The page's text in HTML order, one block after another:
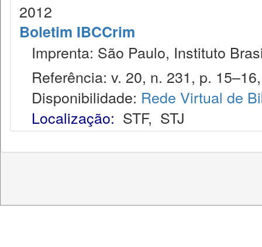
2012
Boletim IBCCrim
Imprenta: São Paulo, Instituto
Referência: v. 20, n. 231, p.
Disponibilidade: Rede Virtual de
Localização: STF, STJ